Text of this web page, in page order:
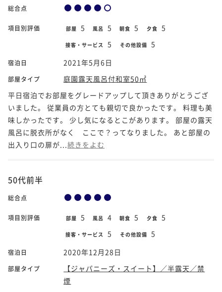
総合点
項目別評価 部屋 5 風呂 5 朝食 5 夕食 5
接客・サービス 5 その他設備 5
宿泊日 2021年5月6日
部屋タイプ
庭園露天風呂付和室50㎡
平日宿泊でお部屋をグレードアップして頂きありがとうござ
いました。 従業員の方とても親切で良かったです。 料理も美
味しかったです。 少し気になるとこがあります。 部屋の露天
風呂に脱衣所がなく ここで？ってなりました。 あと部屋の
出入り口の扉が... 続きをよむ
50代前半
総合点
項目別評価 部屋 5 風呂 4 朝食 5 夕食 5
接客・サービス 5 その他設備 5
宿泊日 2020年12月28日
部屋タイプ
【ジャパニーズ・スイート】／半露天／禁
煙